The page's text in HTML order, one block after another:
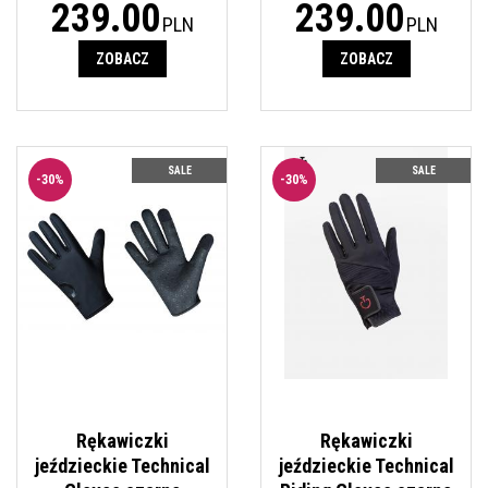
239.00PLN
ZOBACZ
239.00PLN
ZOBACZ
SALE
-30%
Rękawiczki
jeździeckie Technical
SALE
-30%
Rękawiczki jeździeckie Technical Riding
Gloves Cavalleria Toscana. Kolor
czarny. Elastyczne i oddychające.
Dobrze przylegające do dłoni.
Silikonowy grip. Wzmocnione palce.
Zapięcie na rzep na nadgarstku.
Rękawiczki
jeździeckie Technical